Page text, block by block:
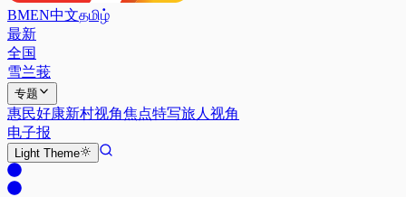
BMEN中文தமிழ்
最新
全国
雪兰莪
专题
惠民好康新村视角焦点特写旅人视角
电子报
Light Theme